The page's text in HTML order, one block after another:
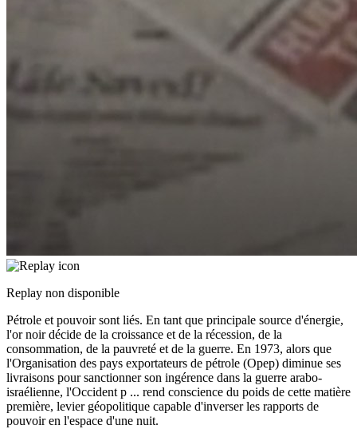
Replay non disponible
Pétrole et pouvoir sont liés. En tant que principale source d'énergie,
l'or noir décide de la croissance et de la récession, de la
consommation, de la pauvreté et de la guerre. En 1973, alors que
l'Organisation des pays exportateurs de pétrole (Opep) diminue ses
livraisons pour sanctionner son ingérence dans la guerre arabo-
israélienne, l'Occident p ... rend conscience du poids de cette matière
première, levier géopolitique capable d'inverser les rapports de
pouvoir en l'espace d'une nuit.